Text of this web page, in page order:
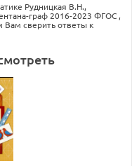
Рудницкая В.Н.,
граф 2016-2023 ФГОС ,
Вам сверить ответы к